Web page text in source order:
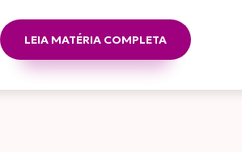
LEIA MATÉRIA COMPLETA